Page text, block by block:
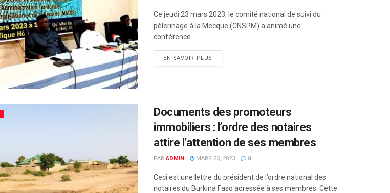
Ce jeudi 23 mars 2023, le comité national de suivi du
pèlerinage à la Mecque (CNSPM) a animé une
conférence...
EN SAVOIR PLUS
Documents des promoteurs
immobiliers : l’ordre des notaires
attire l’attention de ses membres
PAR ADMIN MARS 25, 2023 0
Ceci est une lettre du président de l’ordre national des
notaires du Burkina Faso adressée à ses membres. Cette